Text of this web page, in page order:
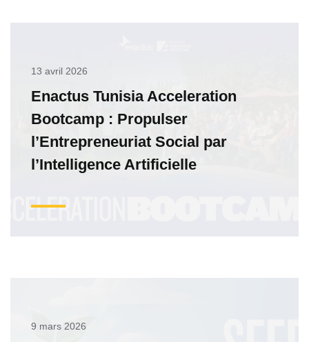
13 avril 2026
Enactus Tunisia Acceleration
Bootcamp : Propulser
l’Entrepreneuriat Social par
l’Intelligence Artificielle
9 mars 2026